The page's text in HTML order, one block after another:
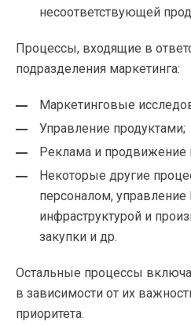
несоответствующей
Процессы, входящие в
подразделения маркетинга:
Маркетинговые
Управление продуктами;
Реклама и продвижение
Некоторые другие
персоналом,
инфраструктурой и
закупки и др.
Остальные процессы
в зависимости от их
приоритета.